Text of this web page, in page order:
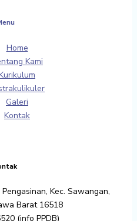
Home
Kami
Galeri
Kontak
Kec. Sawangan,
Barat 16518
(info PPDB)